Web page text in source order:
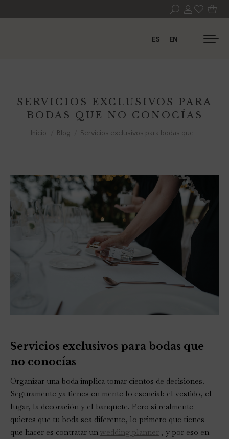
ES EN
SERVICIOS EXCLUSIVOS PARA
BODAS QUE NO CONOCÍAS
Estás aquí:
Inicio Blog Servicios exclusivos para bodas que…
Servicios exclusivos para bodas que
no conocías
Organizar una boda implica tomar cientos de decisiones.
Seguramente ya tienes en mente lo esencial: el vestido, el
lugar, la decoración y el banquete. Pero si realmente
quieres que tu boda sea diferente, lo primero que tienes
que hacer es contratar un wedding planner , y por eso en